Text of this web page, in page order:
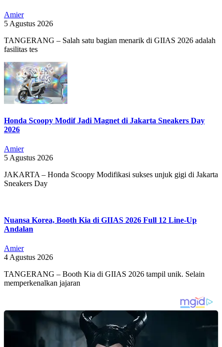
Amier
5 Agustus 2026
TANGERANG – Salah satu bagian menarik di GIIAS 2026 adalah
fasilitas tes
Honda Scoopy Modif Jadi Magnet di Jakarta Sneakers Day
2026
Amier
5 Agustus 2026
JAKARTA – Honda Scoopy Modifikasi sukses unjuk gigi di Jakarta
Sneakers Day
Nuansa Korea, Booth Kia di GIIAS 2026 Full 12 Line-Up
Andalan
Amier
4 Agustus 2026
TANGERANG – Booth Kia di GIIAS 2026 tampil unik. Selain
memperkenalkan jajaran